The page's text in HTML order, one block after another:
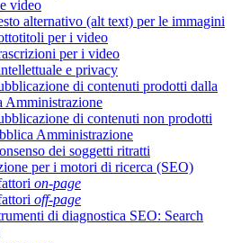
video
alternativo (alt text) per le immagini
per i video
per i video
e privacy
di contenuti prodotti dalla
Amministrazione
di contenuti non prodotti
Amministrazione
dei soggetti ritratti
per i motori di ricerca (SEO)
on-page
off-page
di diagnostica SEO: Search